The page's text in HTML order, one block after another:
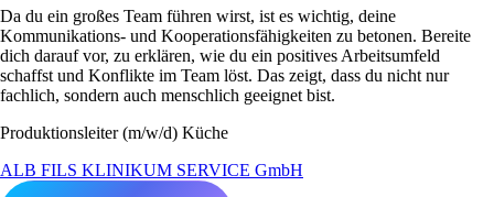
Da du ein großes Team führen wirst, ist es wichtig, deine
Kommunikations- und Kooperationsfähigkeiten zu betonen. Bereite
dich darauf vor, zu erklären, wie du ein positives Arbeitsumfeld
schaffst und Konflikte im Team löst. Das zeigt, dass du nicht nur
fachlich, sondern auch menschlich geeignet bist.
Produktionsleiter (m/w/d) Küche
ALB FILS KLINIKUM SERVICE GmbH